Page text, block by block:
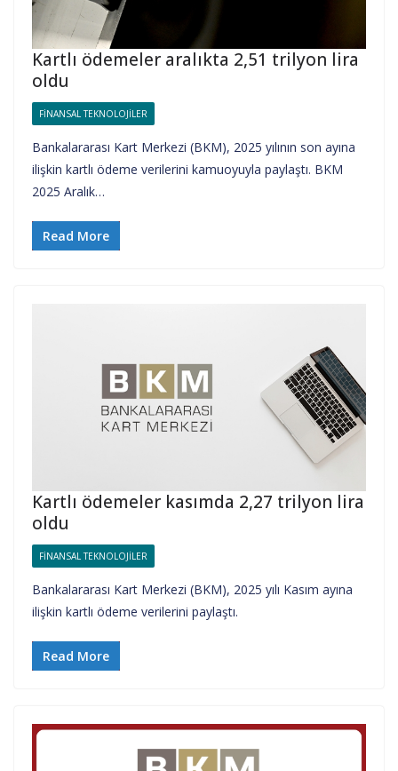
Kartlı ödemeler aralıkta 2,51 trilyon lira
oldu
FINANSAL TEKNOLOJILER
Bankalararası Kart Merkezi (BKM), 2025 yılının son ayına
ilişkin kartlı ödeme verilerini kamuoyuyla paylaştı. BKM
2025 Aralık…
Read More
Kartlı ödemeler kasımda 2,27 trilyon lira
oldu
FINANSAL TEKNOLOJILER
Bankalararası Kart Merkezi (BKM), 2025 yılı Kasım ayına
ilişkin kartlı ödeme verilerini paylaştı.
Read More